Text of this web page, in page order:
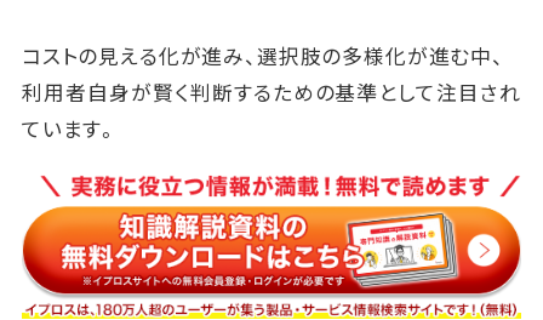
コストの見える化が進み、選択肢の多様化が進む中、
利用者自身が賢く判断するための基準として注目され
ています。